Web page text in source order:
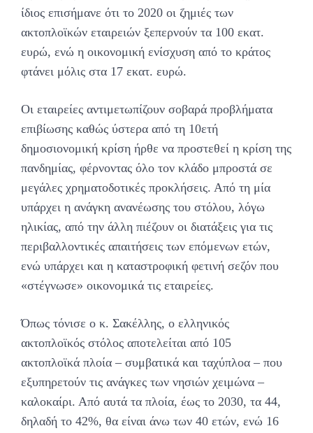
ίδιος επισήμανε ότι το 2020 οι ζημιές των
ακτοπλοϊκών εταιρειών ξεπερνούν τα 100 εκατ.
ευρώ, ενώ η οικονομική ενίσχυση από το κράτος
φτάνει μόλις στα 17 εκατ. ευρώ.
Οι εταιρείες αντιμετωπίζουν σοβαρά προβλήματα
επιβίωσης καθώς ύστερα από τη 10ετή
δημοσιονομική κρίση ήρθε να προστεθεί η κρίση της
πανδημίας, φέρνοντας όλο τον κλάδο μπροστά σε
μεγάλες χρηματοδοτικές προκλήσεις. Από τη μία
υπάρχει η ανάγκη ανανέωσης του στόλου, λόγω
ηλικίας, από την άλλη πιέζουν οι διατάξεις για τις
περιβαλλοντικές απαιτήσεις των επόμενων ετών,
ενώ υπάρχει και η καταστροφική φετινή σεζόν που
«στέγνωσε» οικονομικά τις εταιρείες.
Όπως τόνισε ο κ. Σακέλλης, ο ελληνικός
ακτοπλοϊκός στόλος αποτελείται από 105
ακτοπλοϊκά πλοία – συμβατικά και ταχύπλοα – που
εξυπηρετούν τις ανάγκες των νησιών χειμώνα –
καλοκαίρι. Από αυτά τα πλοία, έως το 2030, τα 44,
δηλαδή το 42%, θα είναι άνω των 40 ετών, ενώ 16